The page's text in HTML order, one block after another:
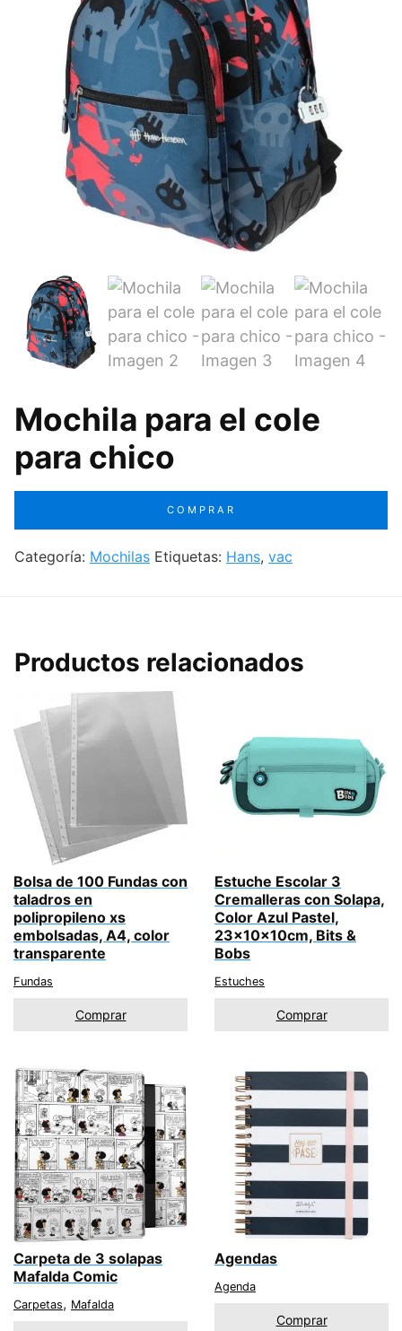
Mochila para el cole
para chico
COMPRAR
Categoría: Mochilas Etiquetas: Hans, vac
Productos relacionados
Bolsa de 100 Fundas con
taladros en
polipropileno xs
embolsadas, A4, color
transparente
Fundas
Comprar
Estuche Escolar 3
Cremalleras con Solapa,
Color Azul Pastel,
23x10x10cm, Bits &
Bobs
Estuches
Comprar
Carpeta de 3 solapas
Mafalda Comic
Carpetas, Mafalda
Agendas
Agenda
Comprar